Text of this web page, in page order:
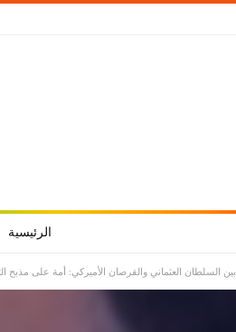
الرئيسية
بين السلطان العثماني والقرصان الأميركي: أمة على مذبح